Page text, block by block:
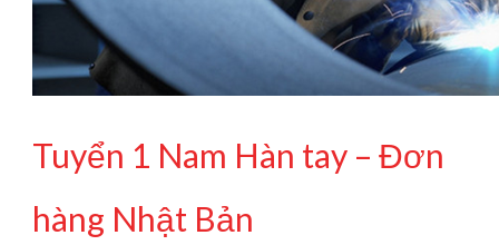
Tuyển 1 Nam Hàn tay – Đơn
hàng Nhật Bản